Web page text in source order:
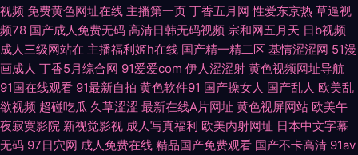
123 国产欧美伊人 蜜臀看片 伊人精品福利 99热久草精品 国产精品资源站 美
女人人摸人人操 日韩色综合 一本道爱天堂 97超碰无码 福利成人网站导航 久
久草2013 色五月天网 91抱起来打桩 超碰欧美碰 激情夜色av 欧美一二三四
福利 五月丁香福利影院 91豆花网页跳转 超碰伊人网 后入少妇 欧美性爱基地
视频 免费黄色网址在线 主播第一页 丁香五月网 性爱东京热 草逼视
频78 国产成人免费无码 高清日韩无码视频 宗和网五月天 日b视频
成人三级网站在 主播福利姬h在线 国产精一精二区 基情涩涩网 51漫
画成人 丁香5月综合网 91爱爱com 伊人涩涩射 黄色视频网址导航
91国在线观看 91最新自拍 黄色软件91 国产操女人 国产乱人 欧美乱
欲视频 超碰吃瓜 久草涩涩 最新在线A片网址 黄色视屏网站 欧美午
夜寂寞影院 新视觉影视 成人写真福利 欧美内射网址 日本中文字幕
无码 97日穴网 成人免费在线 精品国产免费观看 国产不卡高清 91av